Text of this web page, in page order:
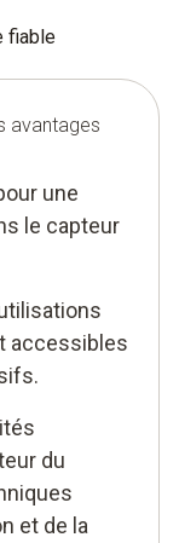
fiable
avantages
une
le capteur
accessibles
du
et de la